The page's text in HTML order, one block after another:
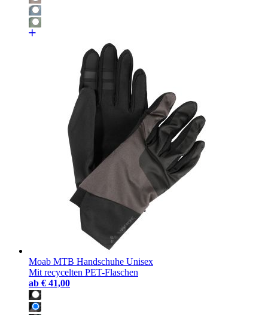
Moab MTB Handschuhe Unisex
Mit recycelten PET-Flaschen
ab € 41,00